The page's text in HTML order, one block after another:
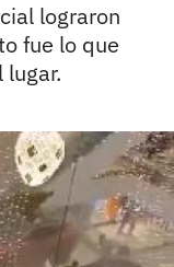
lograron
fue lo que